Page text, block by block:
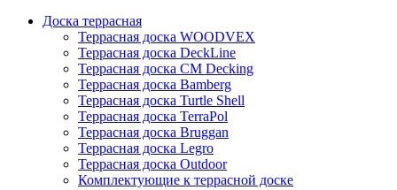
Доска террасная
Террасная доска WOODVEX
Террасная доска DeckLine
Террасная доска CM Decking
Террасная доска Bamberg
Террасная доска Turtle Shell
Террасная доска TerraPol
Террасная доска Bruggan
Террасная доска Legro
Террасная доска Outdoor
Комплектующие к террасной доске